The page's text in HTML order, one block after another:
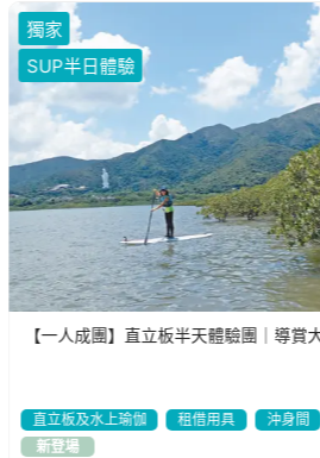
【一人成團】直立板半天體驗團｜導賞
直立板及水上瑜伽 租借用具 沖身間
新登場
獨家
SUP半日體驗